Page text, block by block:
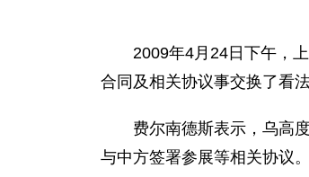
2009年4月24日下午，上
合同及相关协议事交换了看法
费尔南德斯表示，乌高度
与中方签署参展等相关协议。